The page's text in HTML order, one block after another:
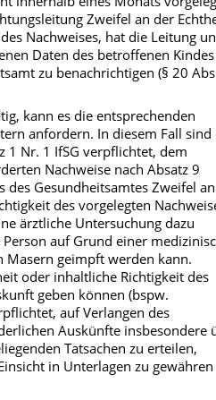
Zweifel an der
Nachweises, hat die Leitung
Daten des betroffenen Kindes
zu benachrichtigen (§ 20
kann es die entsprechenden
anfordern. In diesem Fall sind
1 Nr. 1 IfSG verpflichtet, dem
Nachweise nach Absatz 9
des Gesundheitsamtes Zweifel
des vorgelegten
ärztliche Untersuchung dazu
auf Grund einer
Masern geimpft werden kann.
oder inhaltliche Richtigkeit des
geben können (bspw.
auf Verlangen des
Auskünfte insbesondere
Tatsachen zu erteilen,
in Unterlagen zu